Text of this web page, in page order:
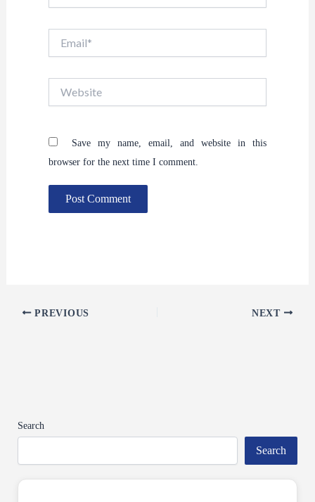
Save my name, email, and website in this
browser for the next time I comment.
PREVIOUS NEXT
Search
Search